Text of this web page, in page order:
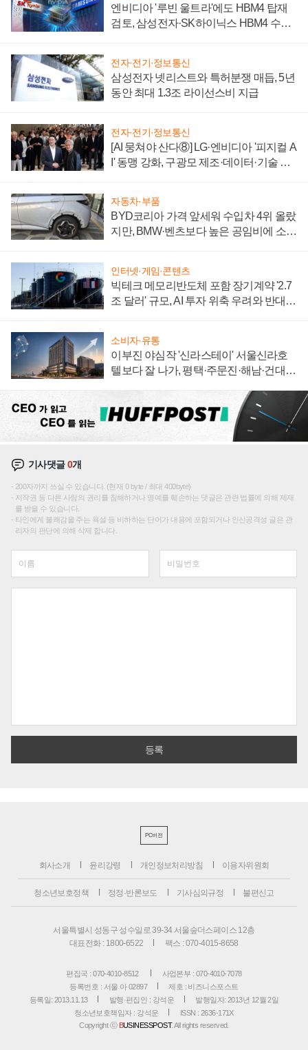
엔비디아 '루빈 울트라'에도 HBM4 탑재
검토, 삼성전자·SK하이닉스 HBM4 수율
전자·전기·정보통신
삼성전자 넷리스트와 특허분쟁 매듭, 5년
동안 최대 1.3조 라이선스비 지급
전자·전기·정보통신
[AI 뭉쳐야 산다⑧] LG·엔비디아 '피지컬 A
I' 동맹 강화, 구광모 제조·데이터·기술 결
자동차·부품
BYD코리아 가격 앞세워 수입차 4위 올랐
지만, BMW·벤츠보다 높은 공임비에 소비
인터넷·게임·콘텐츠
빅테크 메모리반도체 포함 장기계약 '2.7
조 달러' 규모, AI 투자 위축 우려와 반대
소비자·유통
이부진 야심작 '신라스테이' 서울신라호
텔보다 잘 나가, 평택·주문진·해남·건대로
기사댓글0개
200자까지 쓰실 수 있습니다. (현재 0 byte / 최대 400byte)
저작권 등 다른 사람의 권리를 침해하거나 명예를 훼손하는 댓글은 관련 법률에 의해 제재
를 받을 수 있습니다.
타인에게 불쾌감을 주는 욕설 등 비하하는 단어가 내용에 포함되거나 인신공격성 글은 관
리자의 판단에 의해 삭제 합니다.
PC버전
회사소개 윤리강령 개인정보처리방침 이용자위원회
청소년보호정책 정정·반론보도 기사심의규정 불편신고
서울특별시 성동구 성수일로 39-34 서울숲더스페이스 12층
대표전화 : 1800-6522
팩스 : 070-4015-8658
편집국 : 070-4010-8512
사업본부 : 070-4010-7078
등록번호 : 서울 아 02897
제호 : 비즈니스포스트
등록일: 2013.11.13
발행·편집인 : 강석운
발행일자: 2013년 12월 2일
청소년보호책임자 : 강석운
ISSN : 2636-171X
Copyright ⓒ BUSINESSPOST. All rights reserved.